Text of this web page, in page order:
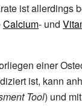
ist allerdings
Calcium- und
einer
ist, kann
Tool) und